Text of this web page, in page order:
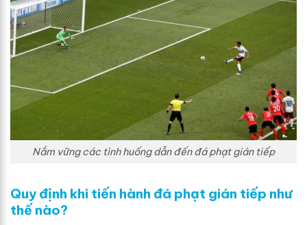
Nắm vững các tình huống dẫn đến đá phạt gián tiếp
Quy định khi tiến hành đá phạt gián tiếp như
thế nào?